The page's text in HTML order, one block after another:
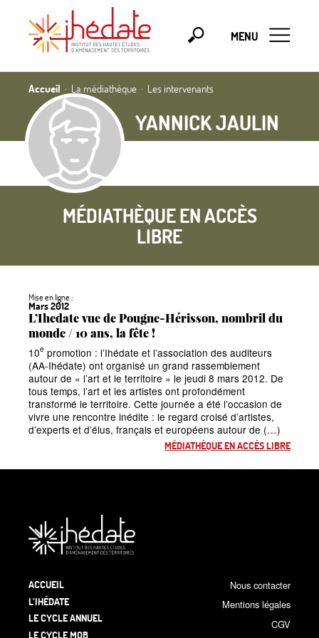
MENU
Accueil La médiathèque Les intervenants
YANNICK JAULIN
MÉDIATHÈQUE EN ACCÈS
LIBRE
Mise en ligne :
Mars 2012
L’Ihedate vue de Pougne-Hérisson, nombril du
monde / 10 ans, la fête!
10e promotion : l’Ihédate et l’association des auditeurs
(AA-Ihédate) ont organisé un grand rassemblement
autour de « l’art et le territoire » le jeudi 8 mars 2012. De
tous temps, l’art et les artistes ont profondément
transformé le territoire. Cette journée a été l’occasion de
vivre une rencontre inédite : le regard croisé d’artistes,
d’experts et d’élus, français et européens autour de (…)
MÉDIATHÈQUE EN ACCÈS LIBRE
ACCUEIL
L’IHÉDATE
LE CYCLE ANNUEL
LE CYCLE MOB
Nous contacter
Mentions légales
CGV